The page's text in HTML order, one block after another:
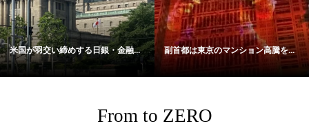
米国が羽交い締めする日銀・金融... 副首都は東京のマンション高騰を...
From to ZERO